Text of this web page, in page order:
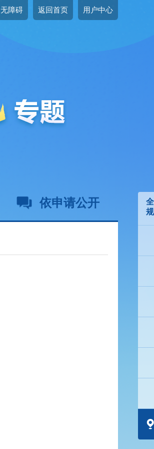
无障碍 返回首页 用户中心
依申请公开